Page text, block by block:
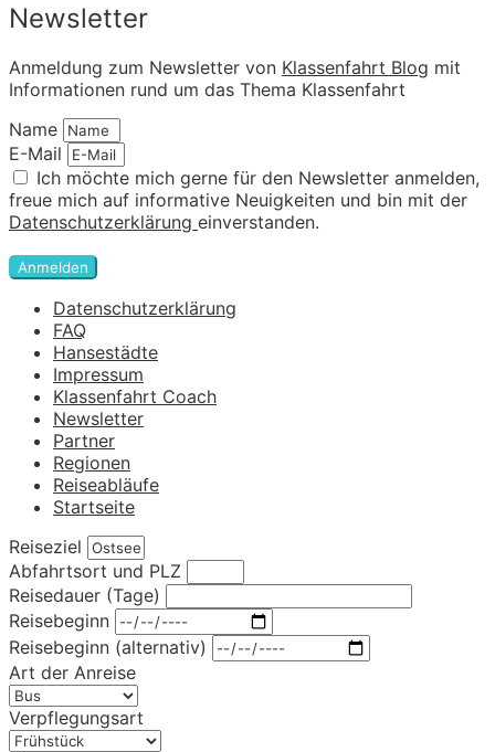
Newsletter
Anmeldung zum Newsletter von Klassenfahrt Blog mit
Informationen rund um das Thema Klassenfahrt
Name
E-Mail
Ich möchte mich gerne für den Newsletter anmelden,
freue mich auf informative Neuigkeiten und bin mit der
Datenschutzerklärung einverstanden.
Anmelden
Datenschutzerklärung
FAQ
Hansestädte
Impressum
Klassenfahrt Coach
Newsletter
Partner
Regionen
Reiseabläufe
Startseite
Reiseziel
Abfahrtsort und PLZ
Reisedauer (Tage)
Reisebeginn
Reisebeginn (alternativ)
Art der Anreise
Verpflegungsart